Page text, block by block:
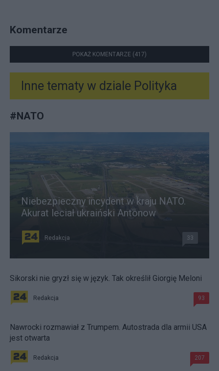
Komentarze
POKAŻ KOMENTARZE (417)
Inne tematy w dziale Polityka
#NATO
Niebezpieczny incydent w kraju NATO.
Akurat leciał ukraiński Antonow
Redakcja 33
Sikorski nie gryzł się w język. Tak określił Giorgię Meloni
Redakcja 93
Nawrocki rozmawiał z Trumpem. Autostrada dla armii USA
jest otwarta
Redakcja 207